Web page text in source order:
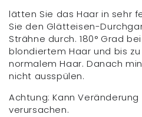
lätten Sie das Haar in sehr
Sie den Glätteisen-
Strähne durch. 180° Grad
blondiertem Haar und bis zu
normalem Haar. Danach
nicht ausspülen.
Achtung: Kann
verursachen.